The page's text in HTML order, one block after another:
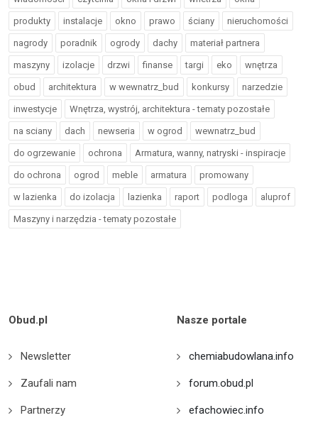
produkty instalacje okno prawo ściany nieruchomości
nagrody poradnik ogrody dachy materiał partnera
maszyny izolacje drzwi finanse targi eko wnętrza
obud architektura w wewnatrz_bud konkursy narzedzie
inwestycje Wnętrza, wystrój, architektura - tematy pozostałe
na sciany dach newseria w ogrod wewnatrz_bud
do ogrzewanie ochrona Armatura, wanny, natryski - inspiracje
do ochrona ogrod meble armatura promowany
w lazienka do izolacja lazienka raport podloga aluprof
Maszyny i narzędzia - tematy pozostałe
Obud.pl
Newsletter
Zaufali nam
Partnerzy
Nasze portale
chemiabudowlana.info
forum.obud.pl
efachowiec.info